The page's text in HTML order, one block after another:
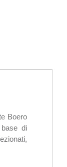
Boero
di